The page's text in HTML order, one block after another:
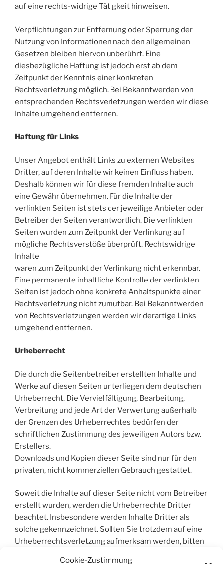
Cookie-Zustimmung
auf eine rechts-widrige Tätigkeit hinweisen.
Verpflichtungen zur Entfernung oder Sperrung der
Nutzung von Informationen nach den allgemeinen
Gesetzen bleiben hiervon unberührt. Eine
diesbezügliche Haftung ist jedoch erst ab dem
Zeitpunkt der Kenntnis einer konkreten
Rechtsverletzung möglich. Bei Bekanntwerden von
entsprechenden Rechtsverletzungen werden wir diese
Inhalte umgehend entfernen.
Haftung für Links
Unser Angebot enthält Links zu externen Websites
Dritter, auf deren Inhalte wir keinen Einfluss haben.
Deshalb können wir für diese fremden Inhalte auch
eine Gewähr übernehmen. Für die Inhalte der
verlinkten Seiten ist stets der jeweilige Anbieter oder
Betreiber der Seiten verantwortlich. Die verlinkten
Seiten wurden zum Zeitpunkt der Verlinkung auf
mögliche Rechtsverstöße überprüft. Rechtswidrige
Inhalte
waren zum Zeitpunkt der Verlinkung nicht erkennbar.
Eine permanente inhaltliche Kontrolle der verlinkten
Seiten ist jedoch ohne konkrete Anhaltspunkte einer
Rechtsverletzung nicht zumutbar. Bei Bekanntwerden
von Rechtsverletzungen werden wir derartige Links
umgehend entfernen.
Urheberrecht
Die durch die Seitenbetreiber erstellten Inhalte und
Werke auf diesen Seiten unterliegen dem deutschen
Urheberrecht. Die Vervielfältigung, Bearbeitung,
Verbreitung und jede Art der Verwertung außerhalb
der Grenzen des Urheberrechtes bedürfen der
schriftlichen Zustimmung des jeweiligen Autors bzw.
Erstellers.
Downloads und Kopien dieser Seite sind nur für den
privaten, nicht kommerziellen Gebrauch gestattet.
Soweit die Inhalte auf dieser Seite nicht vom Betreiber
erstellt wurden, werden die Urheberrechte Dritter
beachtet. Insbesondere werden Inhalte Dritter als
solche gekennzeichnet. Sollten Sie trotzdem auf eine
Urheberrechtsverletzung aufmerksam werden, bitten